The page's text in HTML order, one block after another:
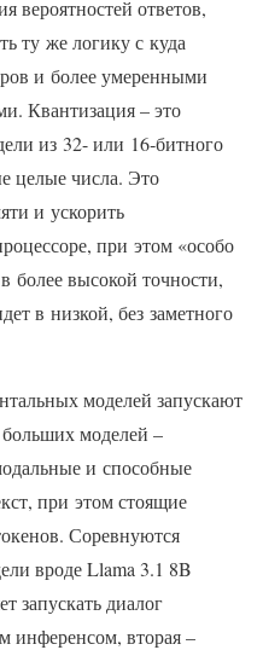
вероятностей ответов,
ту же логику с куда
и более умеренными
Квантизация – это
из 32- или 16‑битного
целые числа. Это
и ускорить
при этом «особо
более высокой точности,
в низкой, без заметного
моделей запускают
моделей –
и способные
при этом стоящие
Соревнуются
вроде Llama 3.1 8B
запускать диалог
инференсом, вторая –